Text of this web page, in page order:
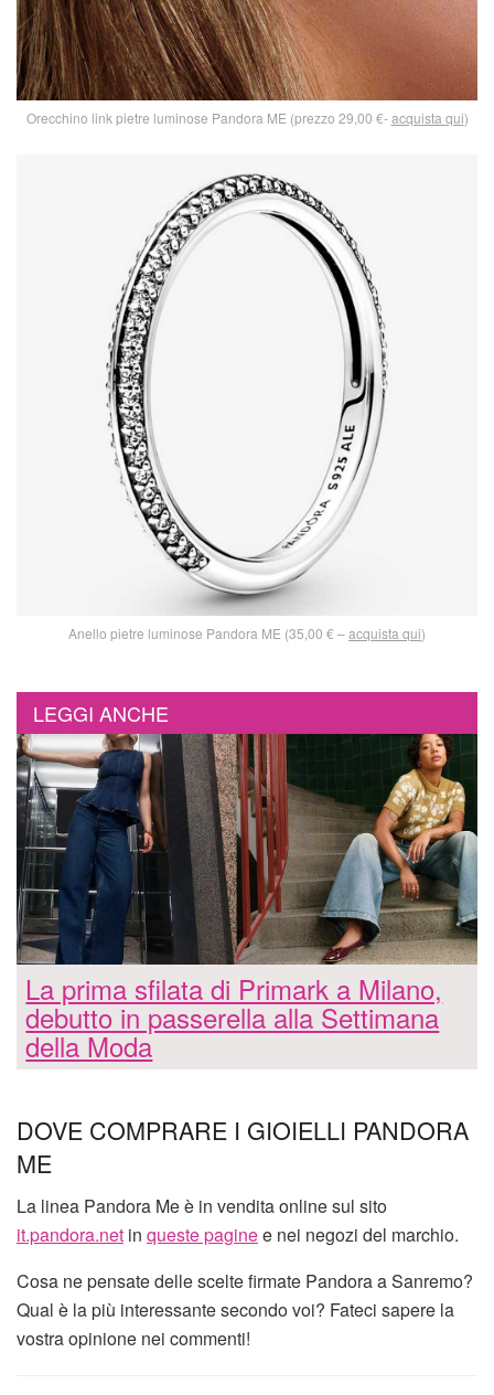
Orecchino link pietre luminose Pandora ME (prezzo 29,00 €-acquista qui)
Anello pietre luminose Pandora ME (35,00 € –acquista qui)
LEGGI ANCHE
La prima sfilata di Primark a Milano,
debutto in passerella alla Settimana
della Moda
DOVE COMPRARE I GIOIELLI PANDORA
ME
La linea Pandora Me è in vendita online sul sito
it.pandora.net in queste paginee nei negozi del marchio.
Cosa ne pensate delle scelte firmate Pandora a Sanremo?
Qual è la più interessante secondo voi? Fateci sapere la
vostra opinione nei commenti!